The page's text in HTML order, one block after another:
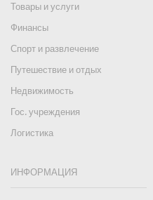
Товары и услуги
Финансы
Спорт и развлечение
Путешествие и отдых
Недвижимость
Гос. учреждения
Логистика
ИНФОРМАЦИЯ